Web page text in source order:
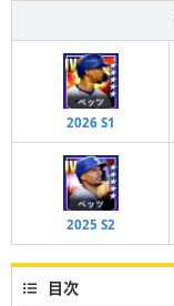
2026 S1
2025 S2
目次